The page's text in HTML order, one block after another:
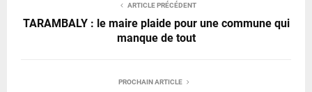
ARTICLE PRÉCÉDENT
TARAMBALY : le maire plaide pour une commune qui
manque de tout
PROCHAIN ARTICLE